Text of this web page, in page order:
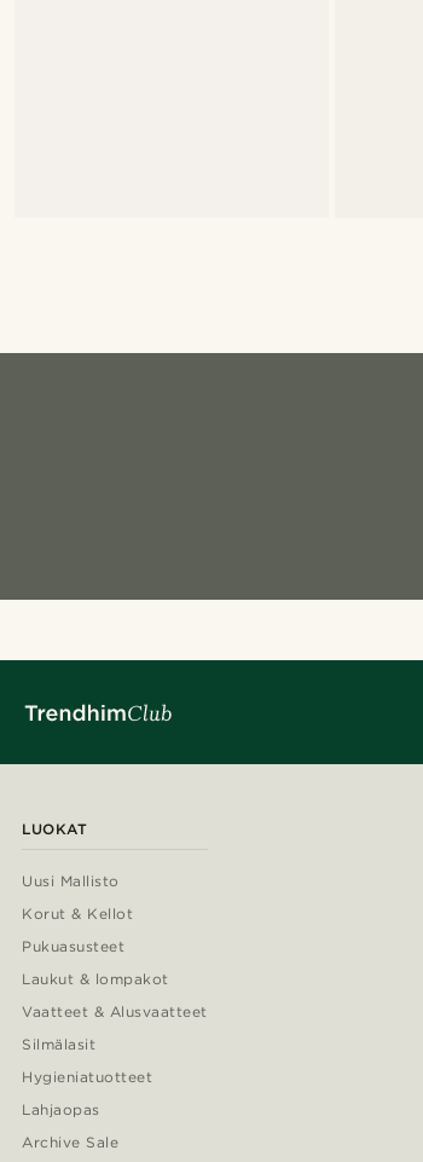
LUOKAT
Uusi Mallisto
Korut & Kellot
Pukuasusteet
Laukut & lompakot
Vaatteet & Alusvaatteet
Silmälasit
Hygieniatuotteet
Lahjaopas
Archive Sale